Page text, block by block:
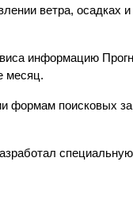
ветра, осадках
информацию
месяц.
формам поисковых